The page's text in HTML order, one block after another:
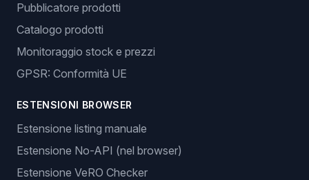
Pubblicatore prodotti
Catalogo prodotti
Monitoraggio stock e prezzi
GPSR: Conformità UE
ESTENSIONI BROWSER
Estensione listing manuale
Estensione No-API (nel browser)
Estensione VeRO Checker